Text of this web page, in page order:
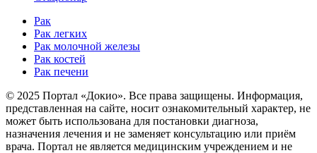
Рак
Рак легких
Рак молочной железы
Рак костей
Рак печени
© 2025 Портал «Докио». Все права защищены. Информация,
представленная на сайте, носит ознакомительный характер, не
может быть использована для постановки диагноза,
назначения лечения и не заменяет консультацию или приём
врача. Портал не является медицинским учреждением и не